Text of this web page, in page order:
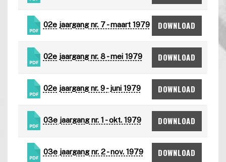
02e jaargang nr. 7 - maart 1979 DOWNLOAD
02e jaargang nr. 8 - mei 1979 DOWNLOAD
02e jaargang nr. 9 - juni 1979 DOWNLOAD
03e jaargang nr. 1 - okt. 1979 DOWNLOAD
03e jaargang nr. 2 - nov. 1979 DOWNLOAD